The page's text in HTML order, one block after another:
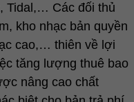
Tidal,… Các đối thủ
kho nhạc bản quyền
cao,… thiên về lợi
tăng lượng thuê bao
nâng cao chất